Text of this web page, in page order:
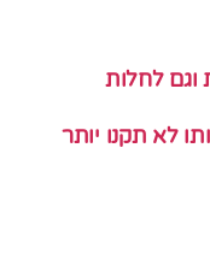
וגם לחלות
לא תקנו יותר